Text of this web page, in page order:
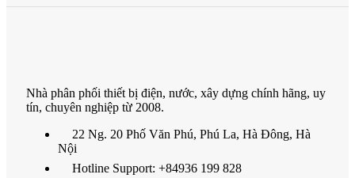
Nhà phân phối thiết bị điện, nước, xây dựng chính hãng, uy
tín, chuyên nghiệp từ 2008.
22 Ng. 20 Phố Văn Phú, Phú La, Hà Đông, Hà
Nội
Hotline Support: +84936 199 828